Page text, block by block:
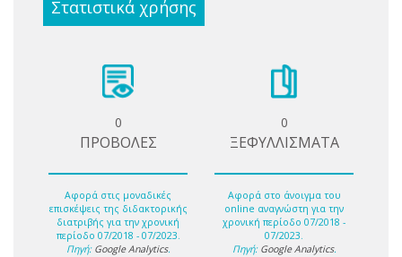
Στατιστικά χρήσης
0
ΠΡΟΒΟΛΕΣ
Αφορά στις μοναδικές
επισκέψεις της διδακτορικής
διατριβής για την χρονική
περίοδο 07/2018 - 07/2023.
Πηγή: Google Analytics.
0
ΞΕΦΥΛΛΙΣΜΑΤΑ
Αφορά στο άνοιγμα του
online αναγνώστη για την
χρονική περίοδο 07/2018 -
07/2023.
Πηγή: Google Analytics.